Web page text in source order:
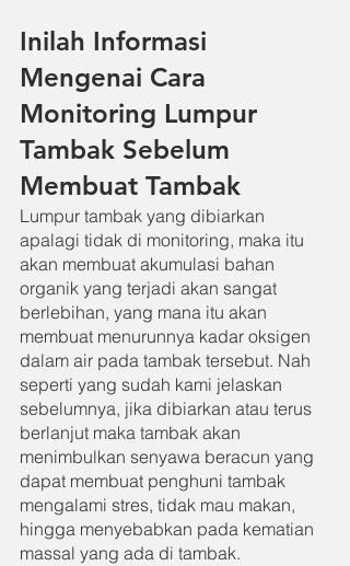
Inilah Informasi
Mengenai Cara
Monitoring Lumpur
Tambak Sebelum
Membuat Tambak
Lumpur tambak yang dibiarkan
apalagi tidak di monitoring, maka itu
akan membuat akumulasi bahan
organik yang terjadi akan sangat
berlebihan, yang mana itu akan
membuat menurunnya kadar oksigen
dalam air pada tambak tersebut. Nah
seperti yang sudah kami jelaskan
sebelumnya, jika dibiarkan atau terus
berlanjut maka tambak akan
menimbulkan senyawa beracun yang
dapat membuat penghuni tambak
mengalami stres, tidak mau makan,
hingga menyebabkan pada kematian
massal yang ada di tambak.